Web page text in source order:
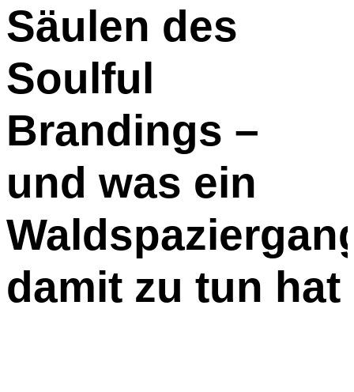
Säulen des
Soulful
Brandings –
und was ein
damit zu tun hat